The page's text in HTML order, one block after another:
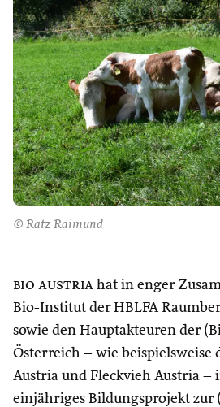
© Ratz Raimund
bio austria hat in enger
Bio-Institut der HBLFA
sowie den Hauptakteuren der
Österreich – wie beispielsweise
Austria und Fleckvieh Austria –
einjähriges Bildungsprojekt zur